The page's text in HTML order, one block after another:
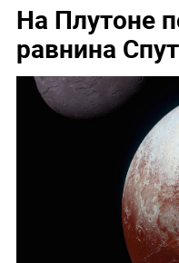
На Плутоне
равнина